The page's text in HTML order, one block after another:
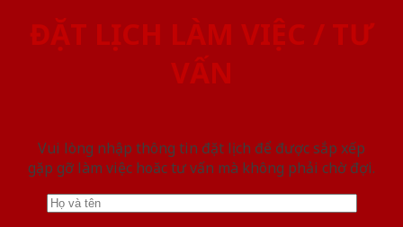
ĐẶT LỊCH LÀM VIỆC / TƯ
VẤN
Vui lòng nhập thông tin đặt lịch để được sắp xếp
gặp gỡ làm việc hoăc tư vấn mà không phải chờ đợi.